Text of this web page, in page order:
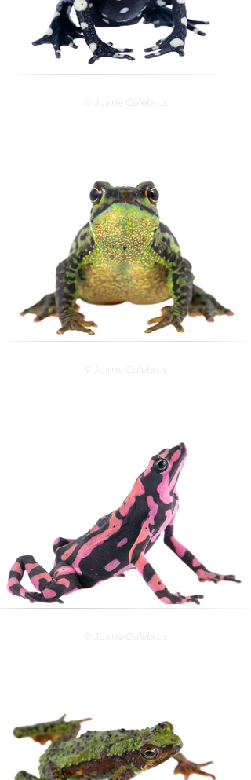
© Jaime Culebras
© Jaime Culebras
© Jaime Culebras